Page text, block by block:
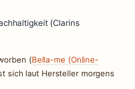
(Clarins
(Bella-me (Online-
sich laut Hersteller morgens